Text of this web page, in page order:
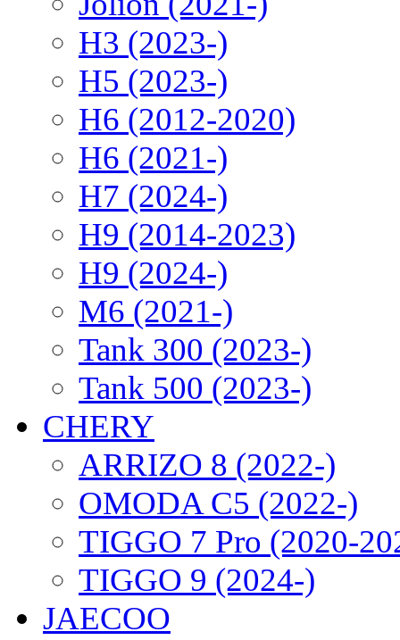
H3 (2023-)
H5 (2023-)
H6 (2012-2020)
H6 (2021-)
H7 (2024-)
H9 (2014-2023)
H9 (2024-)
M6 (2021-)
Tank 300 (2023-)
Tank 500 (2023-)
CHERY
ARRIZO 8 (2022-)
OMODA C5 (2022-)
TIGGO 7 Pro (2020-
TIGGO 9 (2024-)
JAECOO